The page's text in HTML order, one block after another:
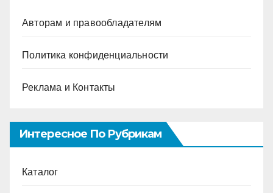
Авторам и правообладателям
Политика конфиденциальности
Реклама и Контакты
Интересное По Рубрикам
Каталог